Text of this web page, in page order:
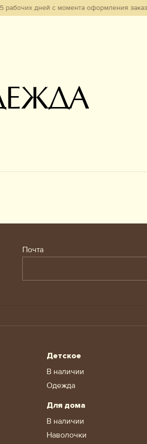
дней с момента оформления заказа
Почта
Детское
В наличии
Одежда
Для дома
В наличии
Наволочки